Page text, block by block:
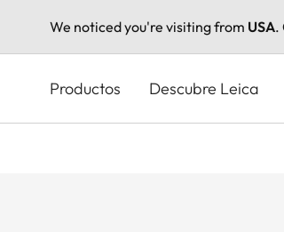
We noticed you're visiting from USA.
principal
Productos Descubre Leica